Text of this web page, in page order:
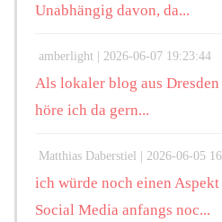
Unabhängig davon, da...
amberlight | 2026-06-07 19:23:44
Als lokaler blog aus
höre ich da gern...
Matthias Daberstiel | 2026-06-05
ich würde noch einen
Social Media anfangs noc...